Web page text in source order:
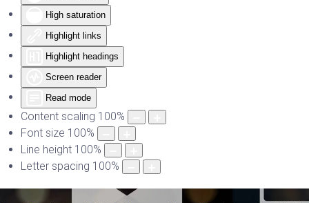
High saturation
Highlight links
Highlight headings
Screen reader
Read mode
Content scaling 100%
Font size 100%
Line height 100%
Letter spacing 100%